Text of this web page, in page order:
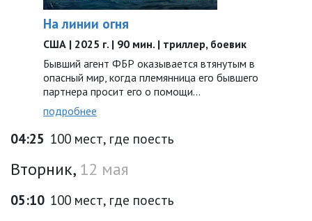
На линии огня
США | 2025 г. | 90 мин. | триллер, боевик
Бывший агент ФБР оказывается втянутым в
опасный мир, когда племянница его бывшего
партнера просит его о помощи…
подробнее
04:25 100 мест, где поесть
Вторник, 12 мая
05:10 100 мест, где поесть